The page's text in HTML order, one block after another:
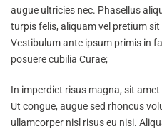
augue ultricies nec. Phasellus
turpis felis, aliquam vel pretium
Vestibulum ante ipsum primis in
posuere cubilia Curae;
In imperdiet risus magna, sit
Ut congue, augue sed rhoncus
ullamcorper nisl risus eu nisi.